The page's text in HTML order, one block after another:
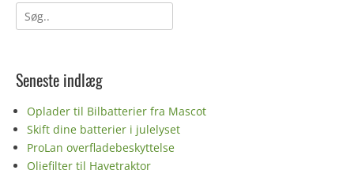
Søg
efter:
Seneste indlæg
Oplader til Bilbatterier fra Mascot
Skift dine batterier i julelyset
ProLan overfladebeskyttelse
Oliefilter til Havetraktor